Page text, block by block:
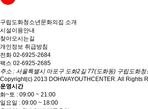
구립도화청소년문화의집 소개
시설이용안내
찾아오시는길
개인정보 취급방침
전화 02-6925-2684
팩스 02-6925-2685
주소 : 서울특별시 마포구 도화2길 77(도화동) 구립도화
Copyright(c) 2013 DOHWAYOUTHCENTER. All Rights
운영시간
화~토 : 09:00 ~ 21:00
일요일 : 09:00 ~ 18:00